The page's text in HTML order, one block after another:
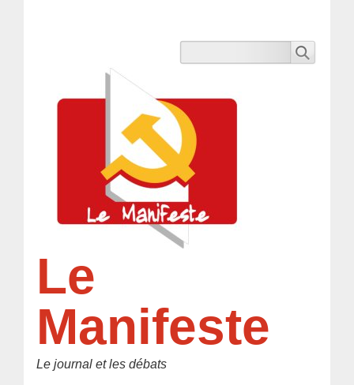
Le
Manifeste
Le journal et les débats